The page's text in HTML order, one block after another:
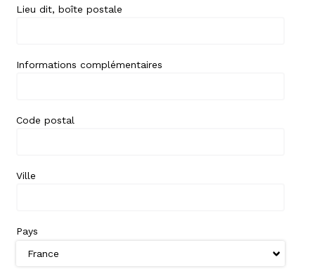
Lieu dit, boîte postale
Informations complémentaires
Code postal
Ville
Pays